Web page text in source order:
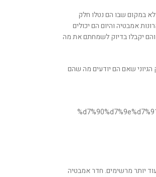
לא במקום שבו הם נטלו חלק
אמבטיה והיום הם יכולים
יקבלו בדיוק לשמחתם את מה
הגיוני שאם הם יודעים מה שהם
יותר מרשימים. חדר אמבטיה